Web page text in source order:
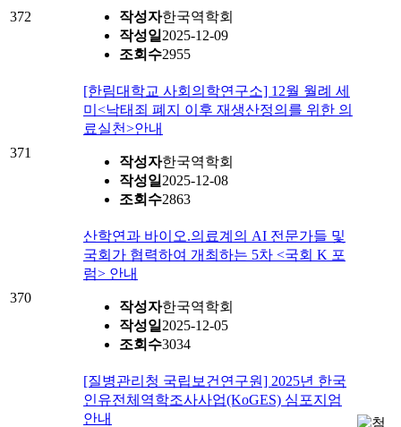
372 작성자한국역학회
작성일 2025-12-09
조회수2955
371
[한림대학교 사회의학연구소] 12월 월례 세
미<낙태죄 폐지 이후 재생산정의를 위한 의
료실천>안내
작성자한국역학회
작성일 2025-12-08
조회수2863
370
산학연과 바이오.의료계의 AI 전문가들 및
국회가 협력하여 개최하는 5차 <국회 K 포
럼> 안내
작성자한국역학회
작성일 2025-12-05
조회수3034
[질병관리청 국립보건연구원] 2025년 한국
인유전체역학조사사업(KoGES) 심포지엄
안내